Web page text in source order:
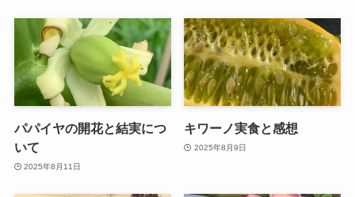
パパイヤの開花と結実につ
いて
2025年8月11日
キワーノ実食と感想
2025年8月9日